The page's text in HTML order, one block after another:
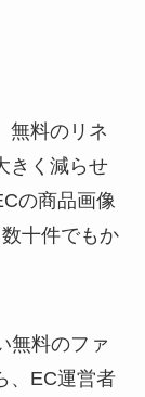
無料のリネ
きく減らせ
の商品画像
十件でもか
無料のファ
、EC運営者